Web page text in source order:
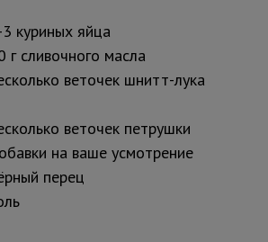
куриных яйца
г сливочного масла
веточек шнитт-лука
веточек петрушки
на ваше усмотрение
перец